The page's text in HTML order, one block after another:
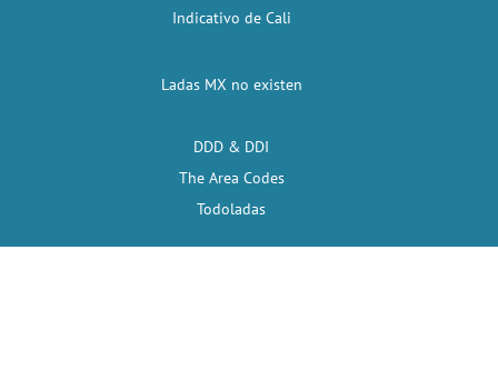
Indicativo de Cali
Ladas MX no existen
DDD & DDI
The Area Codes
Todoladas